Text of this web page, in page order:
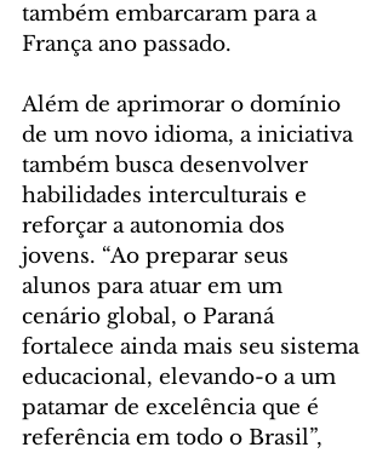
também embarcaram para a
França ano passado.
Além de aprimorar o domínio
de um novo idioma, a iniciativa
também busca desenvolver
habilidades interculturais e
reforçar a autonomia dos
jovens. “Ao preparar seus
alunos para atuar em um
cenário global, o Paraná
fortalece ainda mais seu sistema
educacional, elevando-o a um
patamar de excelência que é
referência em todo o Brasil”,